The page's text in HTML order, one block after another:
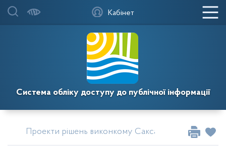
Система обліку доступу до публічної інформації
Кабінет
Проекти рішень виконкому Саксаганської